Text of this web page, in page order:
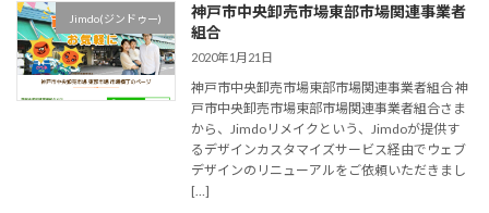
Jimdo(ジンドゥー)
神戸市中央卸売市場東部市場関連事業者
組合
2020年1月21日
神戸市中央卸売市場東部市場関連事業者組合 神
戸市中央卸売市場東部市場関連事業者組合さま
から、Jimdoリメイクという、Jimdoが提供す
るデザインカスタマイズサービス経由でウェブ
デザインのリニューアルをご依頼いただきまし
[…]